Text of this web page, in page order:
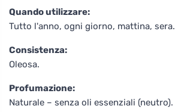
Quando utilizzare:
Tutto l'anno, ogni giorno, mattina, sera.
Consistenza:
Oleosa.
Profumazione:
Naturale – senza oli essenziali (neutro).